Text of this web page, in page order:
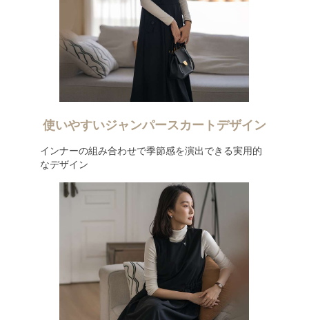
使いやすいジャンパースカートデザイン
インナーの組み合わせで季節感を演出できる実用的
なデザイン